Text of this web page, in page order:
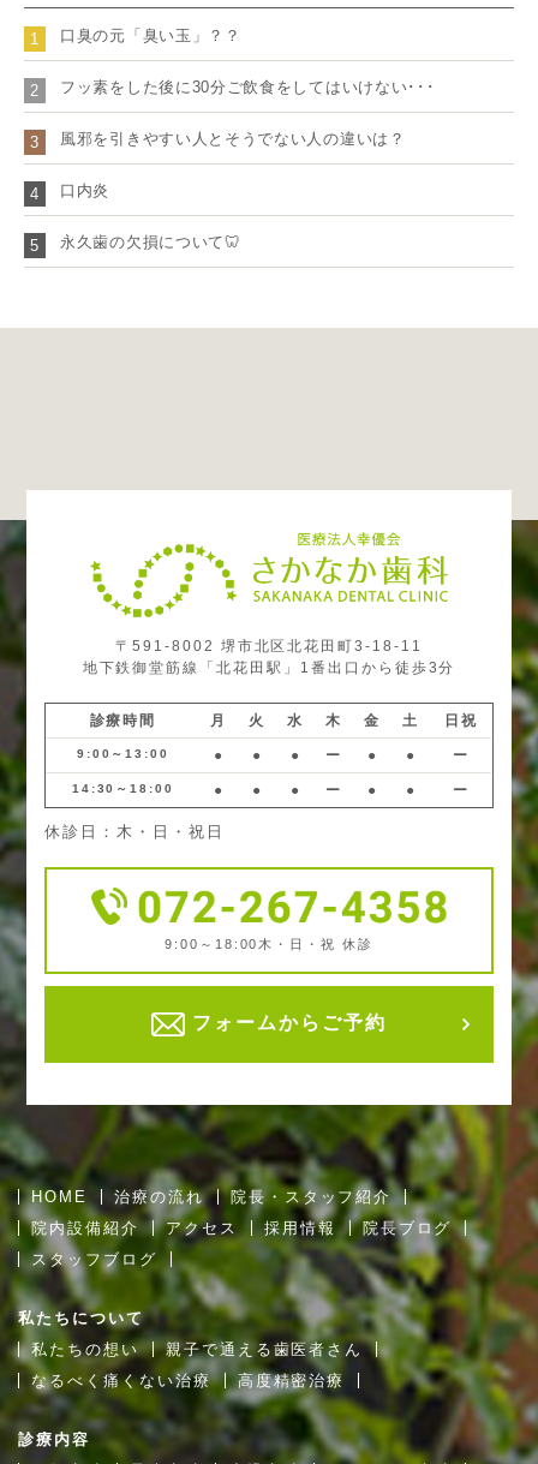
1 口臭の元「臭い玉」？？
2 フッ素をした後に30分ご飲食をしてはいけない･･･
3 風邪を引きやすい人とそうでない人の違いは？
4 口内炎
5 永久歯の欠損について🦷
〒591-8002 堺市北区北花田町3-18-11
地下鉄御堂筋線「北花田駅」1番出口から徒歩3分
診療時間 月 火 水 木 金 土 日祝
9:00～13:00 ● ● ● ー ● ● ー
14:30～18:00 ● ● ● ー ● ● ー
休診日：木・日・祝日
9:00～18:00 木・日・祝 休診
フォームからご予約
HOME 治療の流れ
院長・スタッフ紹介
院内設備紹介
アクセス 採用情報
院長ブログ
スタッフブログ
私たちについて
私たちの想い
親子で通える歯医者さん
なるべく痛くない治療
高度精密治療
診療内容